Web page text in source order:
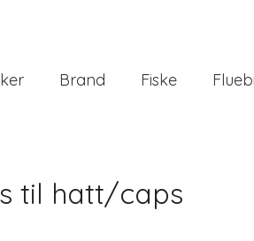
Brand Fiske
til hatt/caps